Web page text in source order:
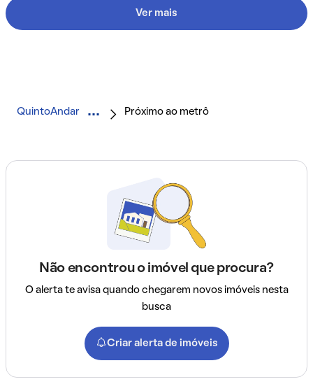
Ver mais
QuintoAndar Próximo ao metrô
Não encontrou o imóvel que procura?
O alerta te avisa quando chegarem novos imóveis nesta
busca
Criar alerta de imóveis